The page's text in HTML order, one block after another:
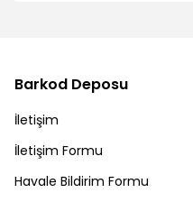
Barkod Deposu
İletişim
İletişim Formu
Havale Bildirim Formu